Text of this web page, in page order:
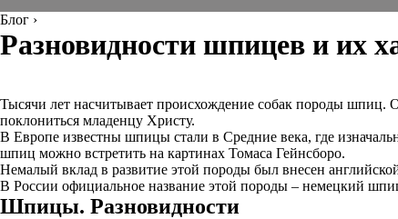
Блог ›
Разновидности шпицев и их
Тысячи лет насчитывает происхождение собак породы шпиц.
поклониться младенцу Христу.
В Европе известны шпицы стали в Средние века, где
шпиц можно встретить на картинах Томаса Гейнсборо.
Немалый вклад в развитие этой породы был внесен
В России официальное название этой породы – немецкий
Шпицы. Разновидности